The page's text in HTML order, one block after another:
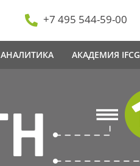
+7 495 544-59-00
АНАЛИТИКА АКАДЕМИЯ IFCG